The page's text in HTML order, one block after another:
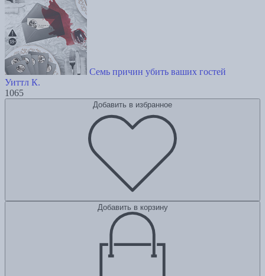
Семь причин убить ваших гостей
Уиттл К.
1065
Добавить в избранное
Добавить в корзину